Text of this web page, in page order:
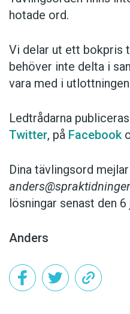
hotade ord.
Vi delar ut ett bokpris
behöver inte delta i
vara med i
Ledtrådarna
Twitter, på Facebook
Dina tävlingsord
lösningar senast den
Anders